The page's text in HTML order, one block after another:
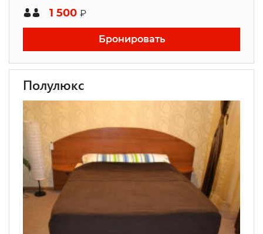
1 500 ₽
Бронировать
Полулюкс